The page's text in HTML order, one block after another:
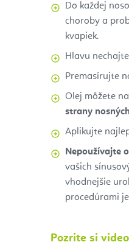
Do každej
choroby a
kvapiek.
Hlavu
Premasírujte
Olej môžete
strany
Aplikujte
Nepoužívajte
vašich
vhodnejšie
procedúrami
Pozrite si